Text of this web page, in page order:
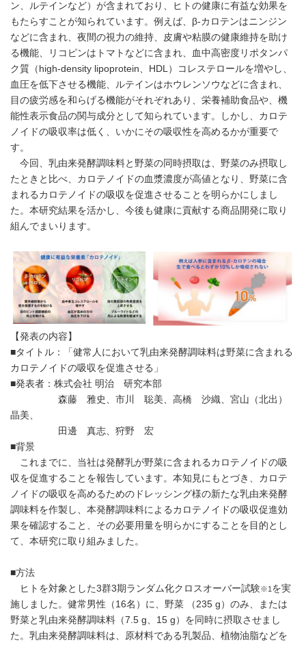
ン、ルテインなど）が含まれており、ヒトの健康に有益な効果を
もたらすことが知られています。例えば、β-カロテンはニンジン
などに含まれ、夜間の視力の維持、皮膚や粘膜の健康維持を助け
る機能、リコピンはトマトなどに含まれ、血中高密度リポタンパ
ク質（high-density lipoprotein、HDL）コレステロールを増やし、
血圧を低下させる機能、ルテインはホウレンソウなどに含まれ、
目の疲労感を和らげる機能がそれぞれあり、栄養補助食品や、機
能性表示食品の関与成分として知られています。しかし、カロテ
ノイドの吸収率は低く、いかにその吸収性を高めるかが重要で
す。
今回、乳由来発酵調味料と野菜の同時摂取は、野菜のみ摂取し
たときと比べ、カロテノイドの血漿濃度が高値となり、野菜に含
まれるカロテノイドの吸収を促進させることを明らかにしまし
た。本研究結果を活かし、今後も健康に貢献する商品開発に取り
組んでまいります。
【発表の内容】
■タイトル：「健常人において乳由来発酵調味料は野菜に含まれる
カロテノイドの吸収を促進させる」
■発表者：株式会社 明治 研究本部
森藤 雅史、市川 聡美、高橋 沙織、宮山（北出）
晶美、
田邊 真志、狩野 宏
■背景
これまでに、当社は発酵乳が野菜に含まれるカロテノイドの吸
収を促進することを報告しています。本知見にもとづき、カロテ
ノイドの吸収を高めるためのドレッシング様の新たな乳由来発酵
調味料を作製し、本発酵調味料によるカロテノイドの吸収促進効
果を確認すること、その必要用量を明らかにすることを目的とし
て、本研究に取り組みました。
■方法
ヒトを対象とした3群3期ランダム化クロスオーバー試験※1 を実
施しました。健常男性（16名）に、野菜 （235 g）のみ、または
野菜と乳由来発酵調味料（7.5 g、15 g）を同時に摂取させまし
た。乳由来発酵調味料は、原材料である乳製品、植物油脂などを